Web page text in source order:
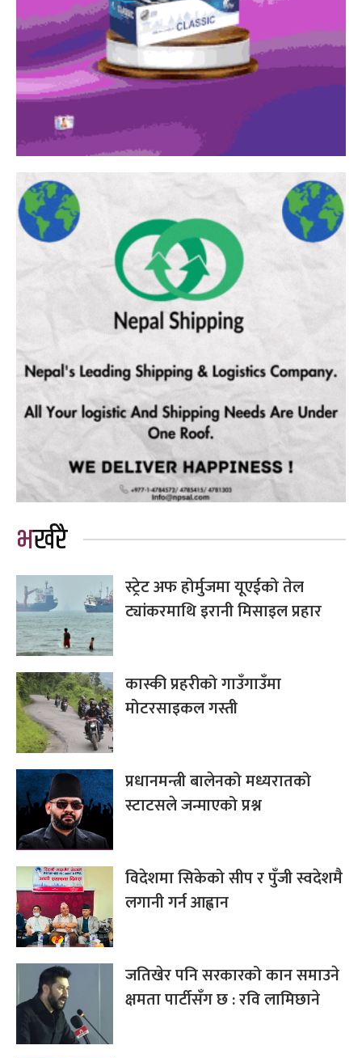
भर्खरै
स्ट्रेट अफ होर्मुजमा यूएईको तेल
ट्यांकरमाथि इरानी मिसाइल प्रहार
कास्की प्रहरीको गाउँगाउँमा
मोटरसाइकल गस्ती
प्रधानमन्त्री बालेनको मध्यरातको
स्टाटसले जन्माएको प्रश्न
विदेशमा सिकेको सीप र पुँजी स्वदेशमै
लगानी गर्न आह्वान
जतिखेर पनि सरकारको कान समाउने
क्षमता पार्टीसँग छ : रवि लामिछाने